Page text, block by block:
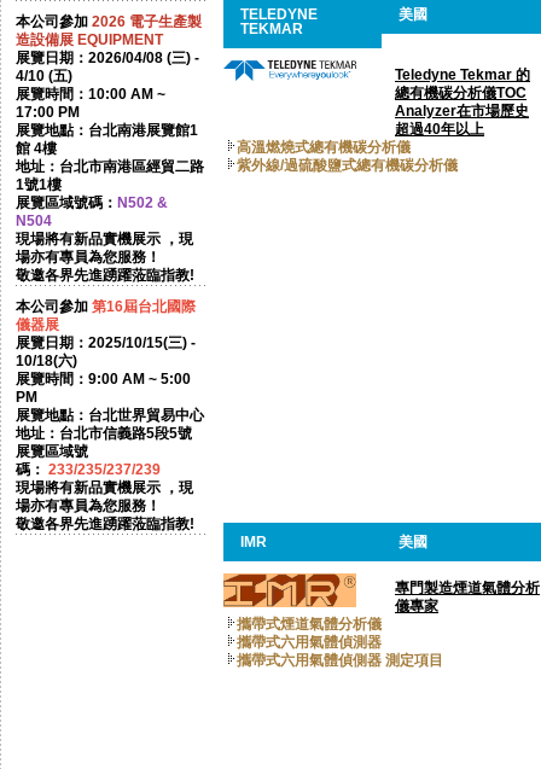
本公司參加 2026 電子生產製
造設備展 EQUIPMENT
展覽日期：2026/04/08 (三) -
4/10 (五)
展覽時間：10:00 AM ~
17:00 PM
展覽地點：台北南港展覽館1
館 4樓
地址：台北市南港區經貿二路
1號1樓
展覽區域號碼： N502 &
N504
現場將有新品實機展示 ，現
場亦有專員為您服務！
敬邀各界先進踴躍蒞臨指教!
本公司參加 第16屆台北國際
儀器展
展覽日期：2025/10/15(三) -
10/18(六)
展覽時間：9:00 AM ~ 5:00
PM
展覽地點：台北世界貿易中心
地址：台北市信義路5段5號
展覽區域號
碼： 233/235/237/239
現場將有新品實機展示 ，現
場亦有專員為您服務！
敬邀各界先進踴躍蒞臨指教!
TELEDYNE
TEKMAR
美國
Teledyne Tekmar 的
總有機碳分析儀TOC
Analyzer在市場歷史
超過40年以上
高溫燃燒式總有機碳分析儀
紫外線/過硫酸鹽式總有機碳分析儀
IMR 美國
專門製造煙道氣體分析
儀專家
攜帶式煙道氣體分析儀
攜帶式六用氣體偵測器
攜帶式六用氣體偵側器 測定項目